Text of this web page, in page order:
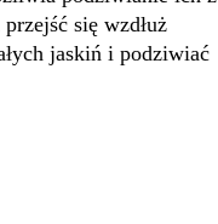
się wzdłuż
jaskiń i podziwiać